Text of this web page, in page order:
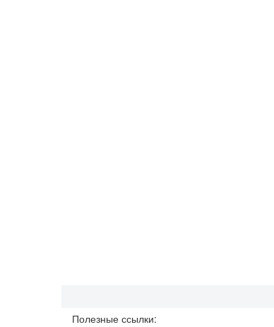
Полезные ссылки: